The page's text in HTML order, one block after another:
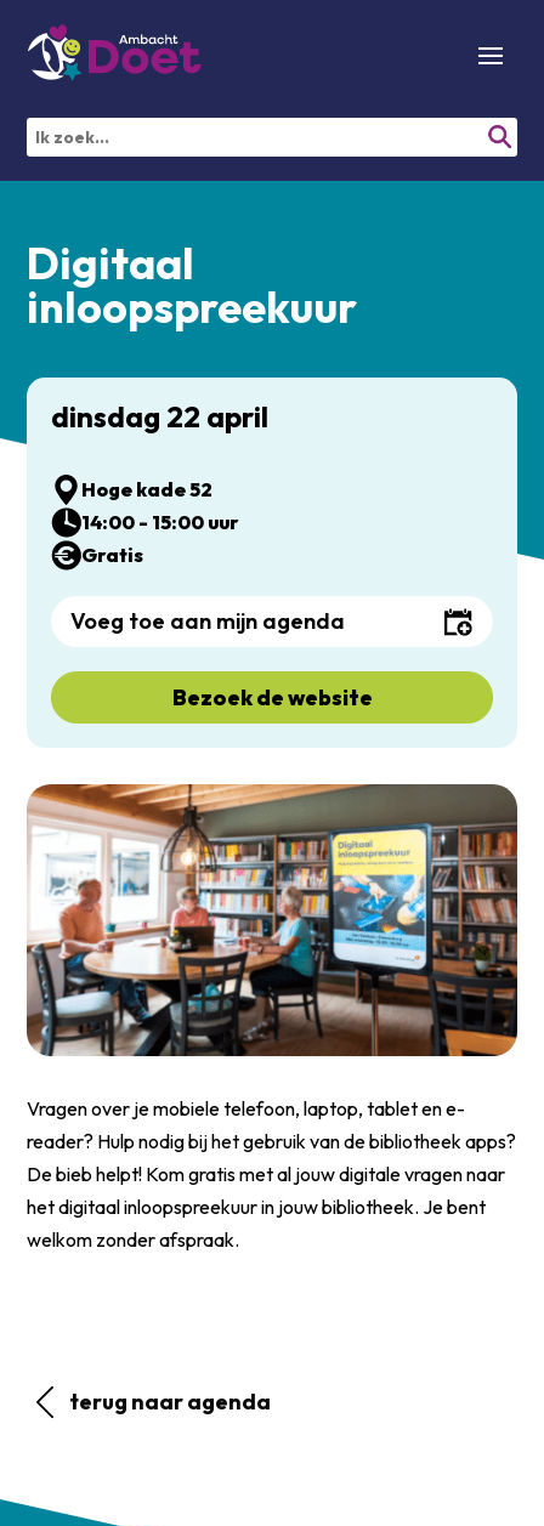
Digitaal
inloopspreekuur
Vragen over je mobiele telefoon, laptop, tablet en e-
reader? Hulp nodig bij het gebruik van de bibliotheek apps?
De bieb helpt! Kom gratis met al jouw digitale vragen naar
het digitaal inloopspreekuur in jouw bibliotheek. Je bent
welkom zonder afspraak.
terug naar agenda
dinsdag 22 april
Hoge kade 52
14:00 - 15:00 uur
Gratis
Voeg toe aan mijn agenda
Bezoek de website